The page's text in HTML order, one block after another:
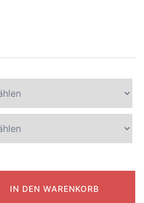
IN DEN WARENKORB